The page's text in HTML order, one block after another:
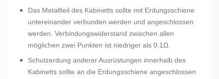
Das Metallteil des Kabinetts sollte mit Erdungsschiene
untereinander verbunden werden und angeschlossen
werden. Verbindungswiderstand zwischen allen
möglichen zwei Punkten ist niedriger als 0.1Ω.
Schutzerdung anderer Ausrüstungen innerhalb des
Kabinetts sollte an die Erdungsschiene angeschlossen